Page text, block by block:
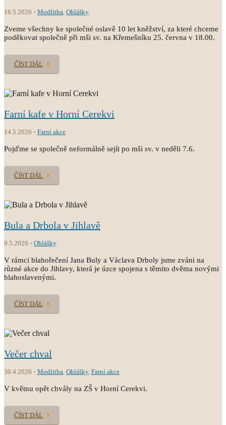
16.5.2026 Modlitba, Ohlášky
Zveme všechny ke společné oslavě 10 let kněžství, za které chceme
poděkovat společně při mši sv. na Křemešníku 25. června v 18.00.
ČÍST DÁL
Farní kafe v Horní Cerekvi
14.5.2026 Farní akce
Pojďme se společně neformálně sejít po mši sv. v neděli 7.6.
ČÍST DÁL
Bula a Drbola v Jihlavě
9.5.2026 Ohlášky
V rámci blahořečení Jana Buly a Václava Drboly jsme zváni na
různé akce do Jihlavy, která je úzce spojena s těmito dvěma novými
blahoslavenými.
ČÍST DÁL
Večer chval
30.4.2026 Modlitba, Ohlášky, Farní akce
V květnu opět chvály na ZŠ v Horní Cerekvi.
ČÍST DÁL